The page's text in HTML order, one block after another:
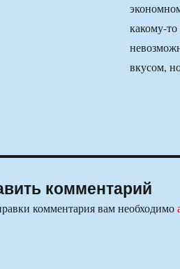
какому-
вкусом,
комментарий
комментария вам необходимо